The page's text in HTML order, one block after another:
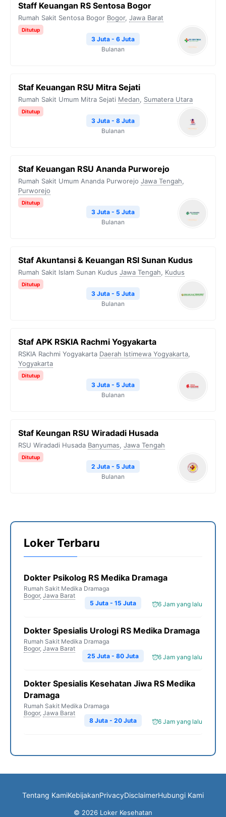
Staff Keuangan RS Sentosa Bogor
Rumah Sakit Sentosa Bogor Bogor, Jawa Barat
Ditutup
3 Juta - 6 Juta
Bulanan
Staf Keuangan RSU Mitra Sejati
Rumah Sakit Umum Mitra Sejati Medan, Sumatera Utara
Ditutup
3 Juta - 8 Juta
Bulanan
Staf Keuangan RSU Ananda Purworejo
Rumah Sakit Umum Ananda Purworejo Jawa Tengah,
Purworejo
Ditutup
3 Juta - 5 Juta
Bulanan
Staf Akuntansi & Keuangan RSI Sunan Kudus
Rumah Sakit Islam Sunan Kudus Jawa Tengah, Kudus
Ditutup
3 Juta - 5 Juta
Bulanan
Staf APK RSKIA Rachmi Yogyakarta
RSKIA Rachmi Yogyakarta Daerah Istimewa Yogyakarta,
Yogyakarta
Ditutup
3 Juta - 5 Juta
Bulanan
Staf Keungan RSU Wiradadi Husada
RSU Wiradadi Husada Banyumas, Jawa Tengah
Ditutup
2 Juta - 5 Juta
Bulanan
Loker Terbaru
Dokter Psikolog RS Medika Dramaga
Rumah Sakit Medika Dramaga
Bogor, Jawa Barat
6 Jam yang lalu
5 Juta - 15 Juta
Dokter Spesialis Urologi RS Medika Dramaga
Rumah Sakit Medika Dramaga
Bogor, Jawa Barat
6 Jam yang lalu
25 Juta - 80 Juta
Dokter Spesialis Kesehatan Jiwa RS Medika
Dramaga
Rumah Sakit Medika Dramaga
Bogor, Jawa Barat
6 Jam yang lalu
8 Juta - 20 Juta
Tentang KamiKebijakanPrivacyDisclaimerHubungi Kami
© 2026 Loker Kesehatan